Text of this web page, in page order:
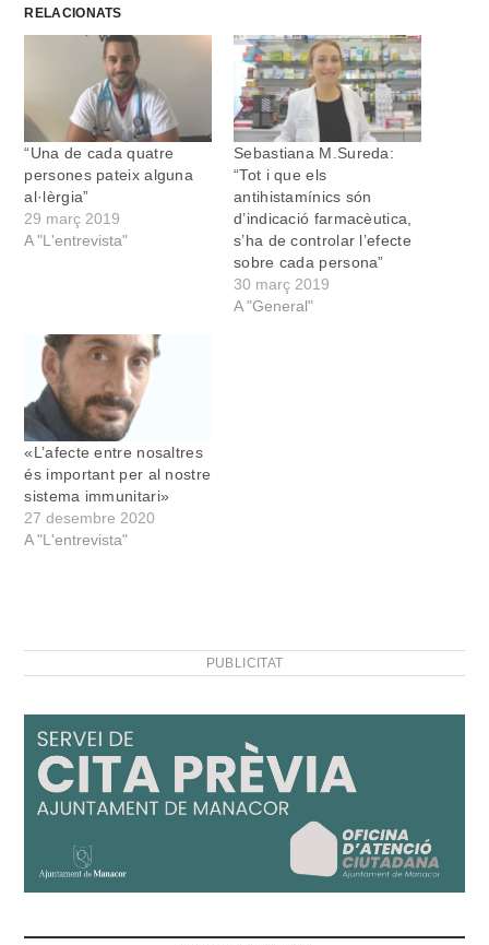
RELACIONATS
“Una de cada quatre
persones pateix alguna
al·lèrgia”
29 març 2019
A "L'entrevista"
Sebastiana M.Sureda:
“Tot i que els
antihistamínics són
d’indicació farmacèutica,
s’ha de controlar l’efecte
sobre cada persona”
30 març 2019
A "General"
«L’afecte entre nosaltres
és important per al nostre
sistema immunitari»
27 desembre 2020
A "L'entrevista"
PUBLICITAT